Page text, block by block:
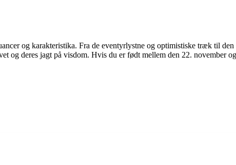
og karakteristika. Fra de eventyrlystne og optimistiske træk til
og deres jagt på visdom. Hvis du er født mellem den 22. november